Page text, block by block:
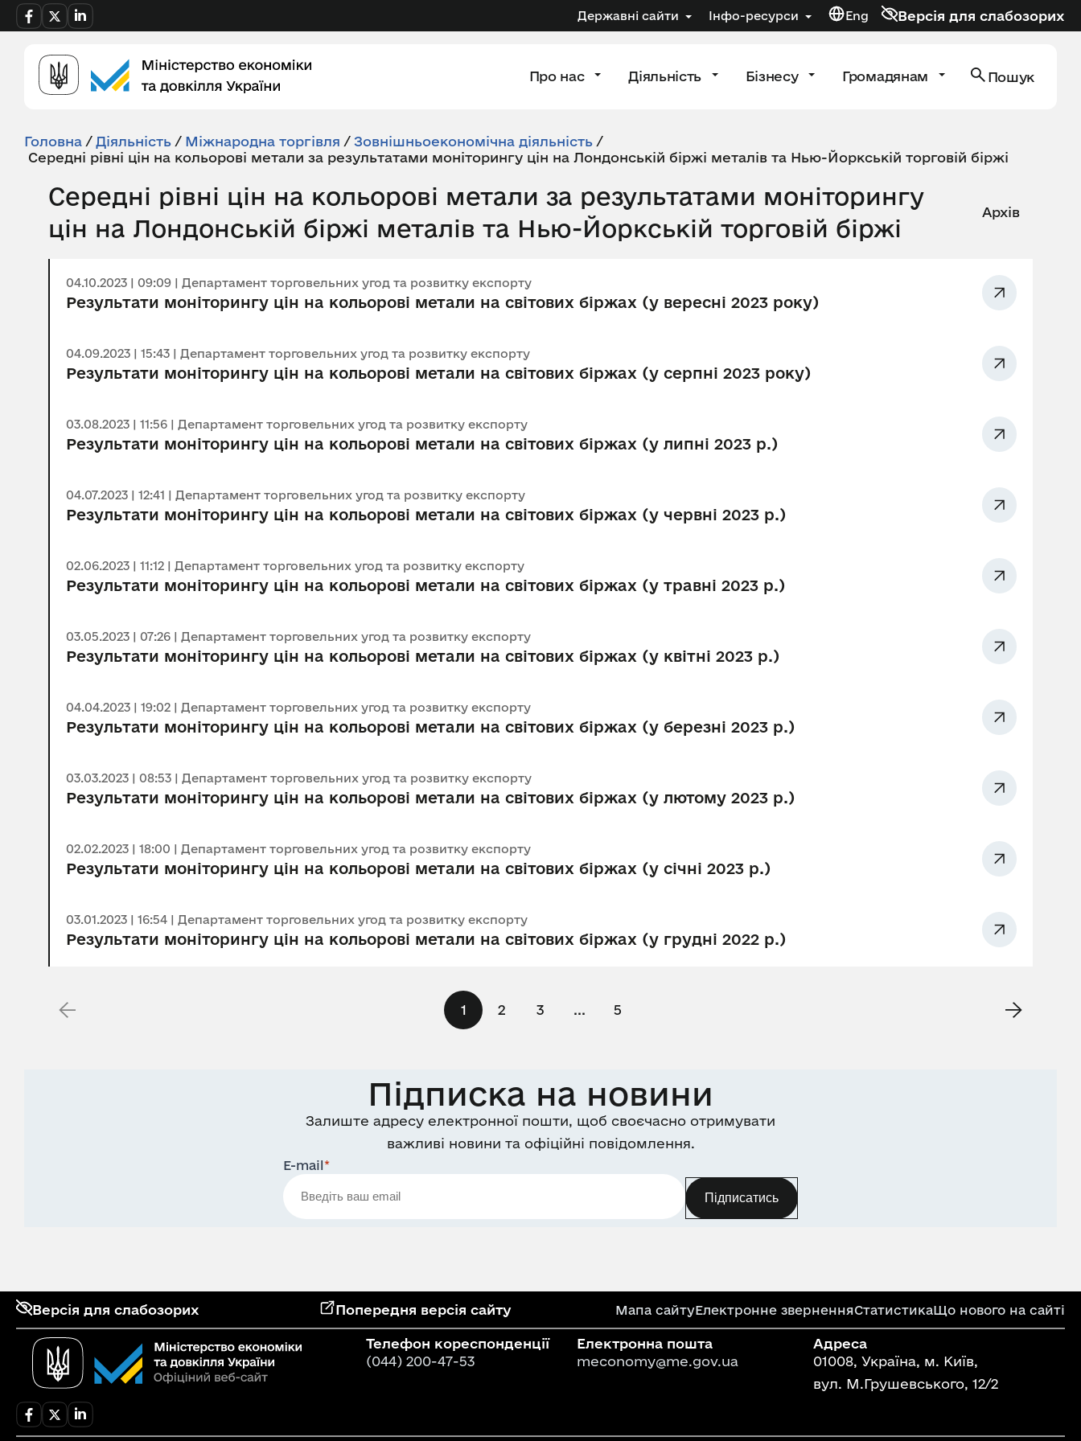
Державні сайти Інфо-ресурси Eng Версія для слабозорих
Про нас Діяльність Бізнесу Громадянам Пошук
Головна / Діяльність / Міжнародна торгівля / Зовнішньоекономічна діяльність /
Середні рівні цін на кольорові метали за результатами моніторингу цін на Лондонській біржі металів та Нью-Йоркській торговій біржі
Середні рівні цін на кольорові метали за результатами моніторингу
цін на Лондонській біржі металів та Нью-Йоркській торговій біржі
Архів
04.10.2023 | 09:09 | Департамент торговельних угод та розвитку експорту
Результати моніторингу цін на кольорові метали на світових біржах (у вересні 2023 року)
04.09.2023 | 15:43 | Департамент торговельних угод та розвитку експорту
Результати моніторингу цін на кольорові метали на світових біржах (у серпні 2023 року)
03.08.2023 | 11:56 | Департамент торговельних угод та розвитку експорту
Результати моніторингу цін на кольорові метали на світових біржах (у липні 2023 р.)
04.07.2023 | 12:41 | Департамент торговельних угод та розвитку експорту
Результати моніторингу цін на кольорові метали на світових біржах (у червні 2023 р.)
02.06.2023 | 11:12 | Департамент торговельних угод та розвитку експорту
Результати моніторингу цін на кольорові метали на світових біржах (у травні 2023 р.)
03.05.2023 | 07:26 | Департамент торговельних угод та розвитку експорту
Результати моніторингу цін на кольорові метали на світових біржах (у квітні 2023 р.)
04.04.2023 | 19:02 | Департамент торговельних угод та розвитку експорту
Результати моніторингу цін на кольорові метали на світових біржах (у березні 2023 р.)
03.03.2023 | 08:53 | Департамент торговельних угод та розвитку експорту
Результати моніторингу цін на кольорові метали на світових біржах (у лютому 2023 р.)
02.02.2023 | 18:00 | Департамент торговельних угод та розвитку експорту
Результати моніторингу цін на кольорові метали на світових біржах (у січні 2023 р.)
03.01.2023 | 16:54 | Департамент торговельних угод та розвитку експорту
Результати моніторингу цін на кольорові метали на світових біржах (у грудні 2022 р.)
1 2 3 ... 5
Підписка на новини
Залиште адресу електронної пошти, щоб своєчасно отримувати
важливі новини та офіційні повідомлення.
E-mail*
Підписатись
Версія для слабозорих Попередня версія сайту Мапа сайтуЕлектронне зверненняСтатистикаЩо нового на сайті
Телефон кореспонденції
(044) 200-47-53
Електронна пошта
meconomy@me.gov.ua
Адреса
01008, Україна, м. Київ,
вул. М.Грушевського, 12/2